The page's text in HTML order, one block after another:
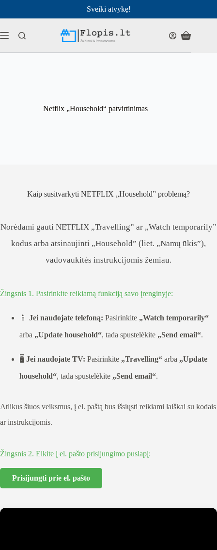
turinio
Sveiki atvykę!
Pirkinių
Netflix „Household“ patvirtinimas
Kaip susitvarkyti NETFLIX „Household” problemą?
Norėdami gauti NETFLIX „Travelling” ar „Watch temporarily”
kodus arba atsinaujinti „Household” (liet. „Namų ūkis”),
vadovaukitės instrukcijomis žemiau.
Žingsnis 1. Pasirinkite reikiamą funkciją savo įrenginyje:
📱 Jei naudojate telefoną: Pasirinkite „Watch temporarily“
arba „Update household“, tada spustelėkite „Send email“.
🖥️ Jei naudojate TV: Pasirinkite „Travelling“ arba „Update
household“, tada spustelėkite „Send email“.
Atlikus šiuos veiksmus, į el. paštą bus išsiųsti reikiami laiškai su kodais
ar instrukcijomis.
Žingsnis 2. Eikite į el. pašto prisijungimo puslapį:
Prisijungti prie el. pašto